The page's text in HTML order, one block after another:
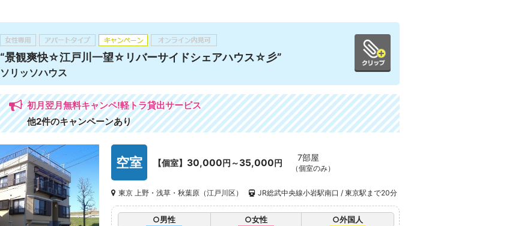
“景観爽快☆江戸川一望☆リバーサイドシェアハウス☆彡”
ソリッソハウス
初月翌月無料キャンペ!軽トラ貸出サービス
他2件のキャンペーンあり
空室 【個室】 30,000円～35,000円 7部屋
（個室のみ）
東京 上野・浅草・秋葉原（江戸川区） JR総武中央線小岩駅南口 / 東京駅まで20分
○男性 ○女性
○外国人